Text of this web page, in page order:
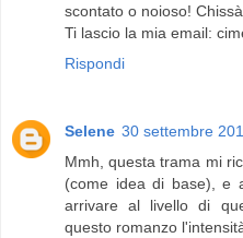
scontato o noioso!
Ti lascio la mia email:
Rispondi
Selene 30 settembre
Mmh, questa trama mi
(come idea di base), e
arrivare al livello di
questo romanzo